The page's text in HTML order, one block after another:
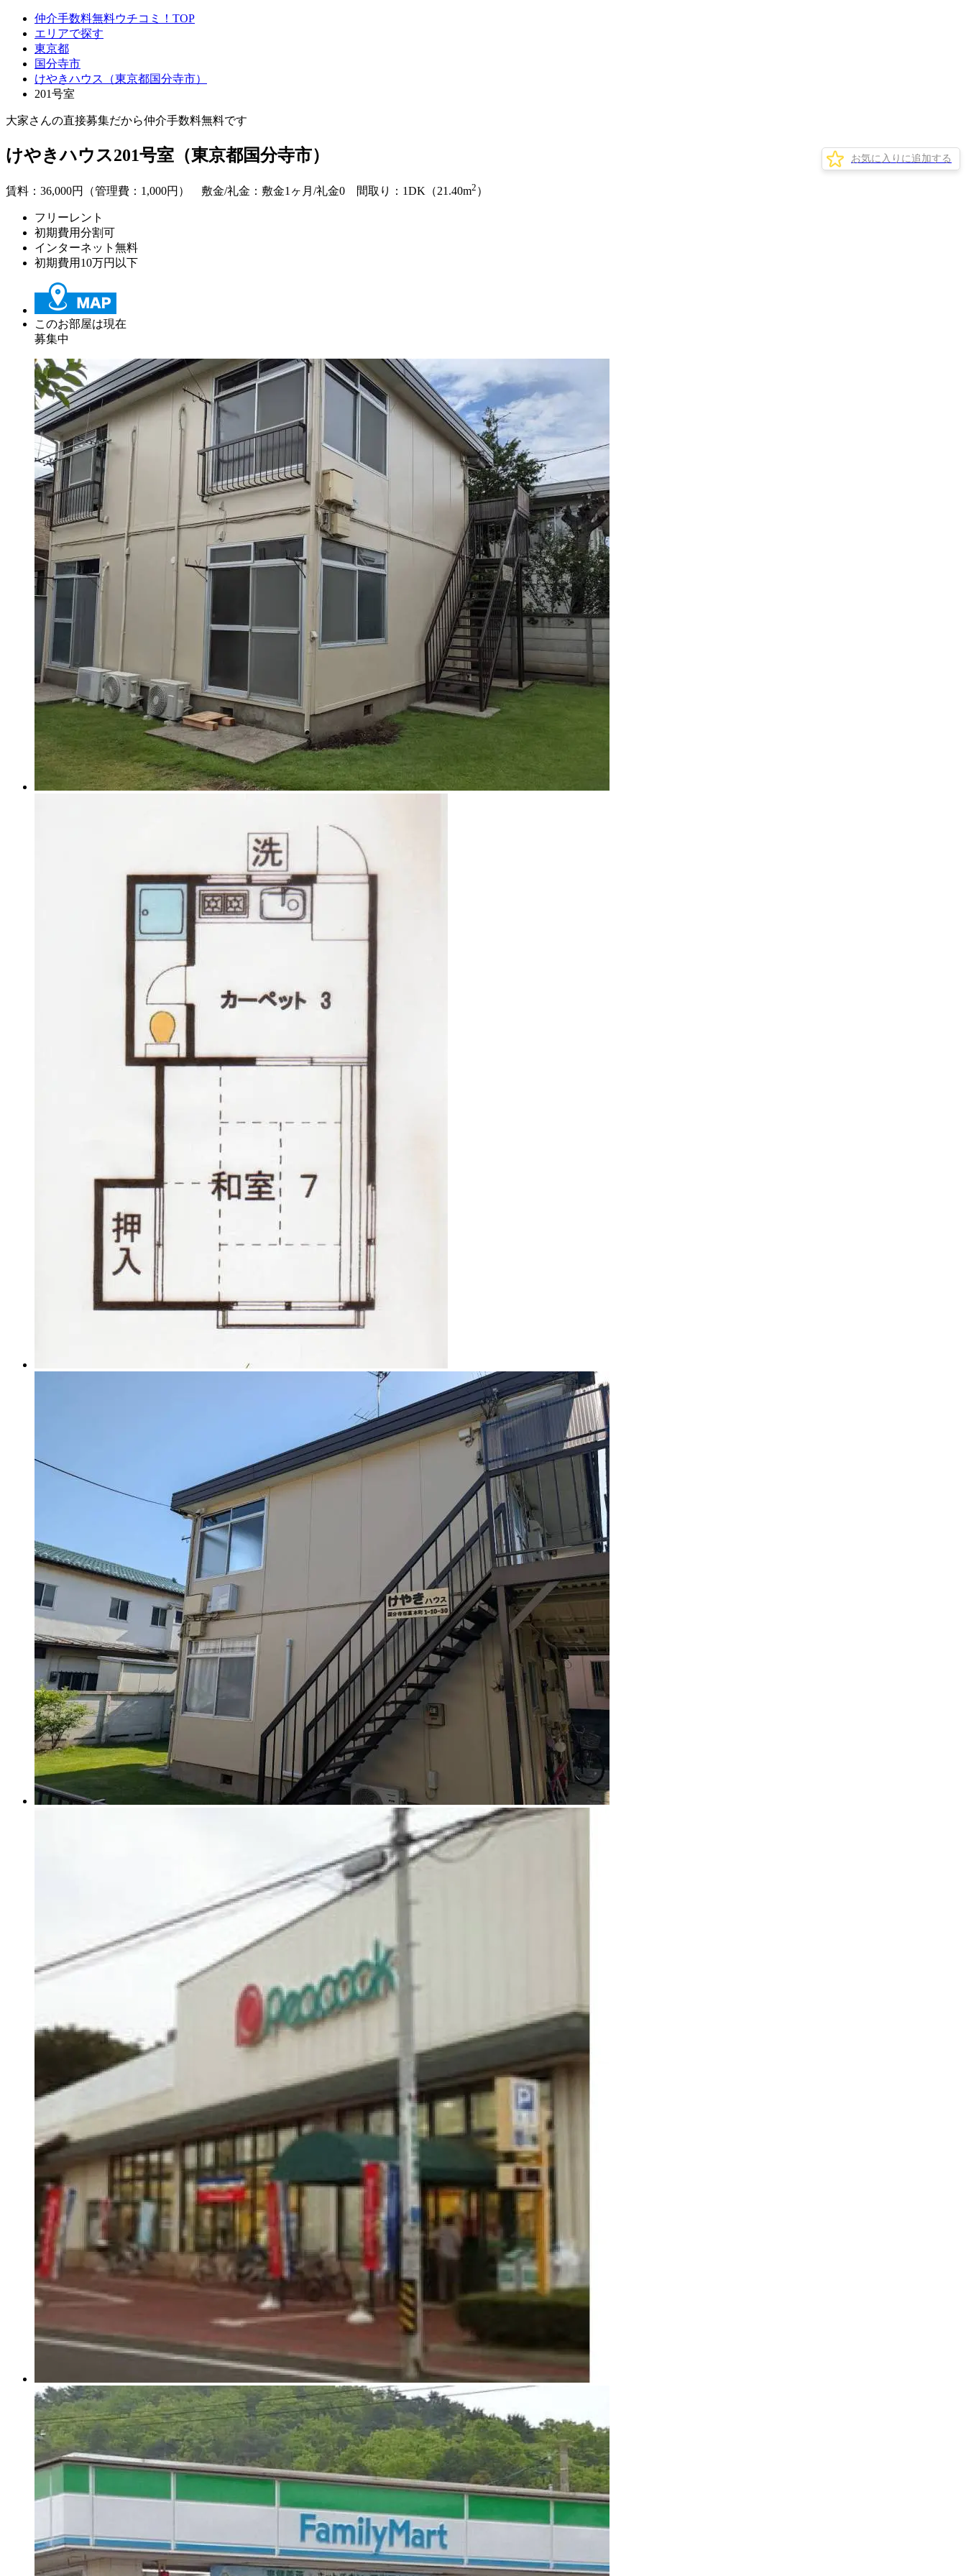
仲介手数料無料ウチコミ！TOP
エリアで探す
東京都
国分寺市
けやきハウス（東京都国分寺市）
201号室
大家さんの直接募集だから仲介手数料無料です
けやきハウス201号室（東京都国分寺市） お気に入りに追加する
賃料： 36,000円（管理費：1,000円） 敷金/礼金：敷金1ヶ月/礼金0 間取り：1DK（21.40m2 ）
フリーレント
初期費用分割可
インターネット無料
初期費用10万円以下
このお部屋は現在
募集中